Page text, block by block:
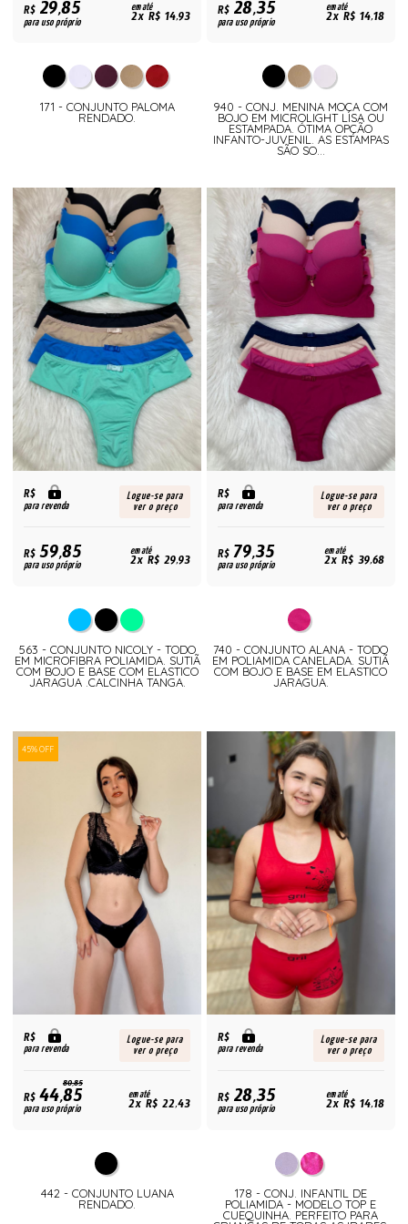
R$29,85
para uso próprio
em até
2x R$ 14,93
171 - CONJUNTO PALOMA
RENDADO.
R$28,35
para uso próprio
em até
2x R$ 14,18
940 - CONJ. MENINA MOÇA COM
BOJO EM MICROLIGHT LISA OU
ESTAMPADA. ÓTIMA OPÇÃO
INFANTO-JUVENIL. AS ESTAMPAS
SÃO SO...
R$
para revenda
Logue-se para
ver o preço
R$59,85
para uso próprio
em até
2x R$ 29,93
563 - CONJUNTO NICOLY - TODO
EM MICROFIBRA POLIAMIDA. SUTIÃ
COM BOJO E BASE COM ELASTICO
JARAGUA .CALCINHA TANGA.
R$
para revenda
Logue-se para
ver o preço
R$79,35
para uso próprio
em até
2x R$ 39,68
740 - CONJUNTO ALANA - TODO
EM POLIAMIDA CANELADA. SUTIÃ
COM BOJO E BASE EM ELASTICO
JARAGUA.
45% OFF
R$
para revenda
Logue-se para
ver o preço
80,85
R$44,85
para uso próprio
em até
2x R$ 22,43
442 - CONJUNTO LUANA
RENDADO.
R$
para revenda
Logue-se para
ver o preço
R$28,35
para uso próprio
em até
2x R$ 14,18
178 - CONJ. INFANTIL DE
POLIAMIDA - MODELO TOP E
CUEQUINHA. PERFEITO PARA